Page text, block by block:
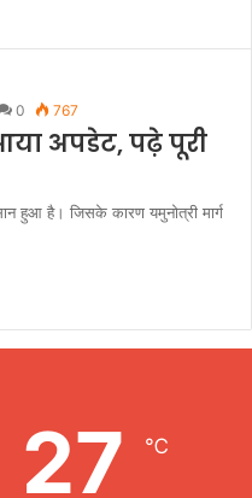
0 767
आया अपडेट, पढ़े पूरी
हुआ है। जिसके कारण यमुनोत्री मार्ग
27 ℃